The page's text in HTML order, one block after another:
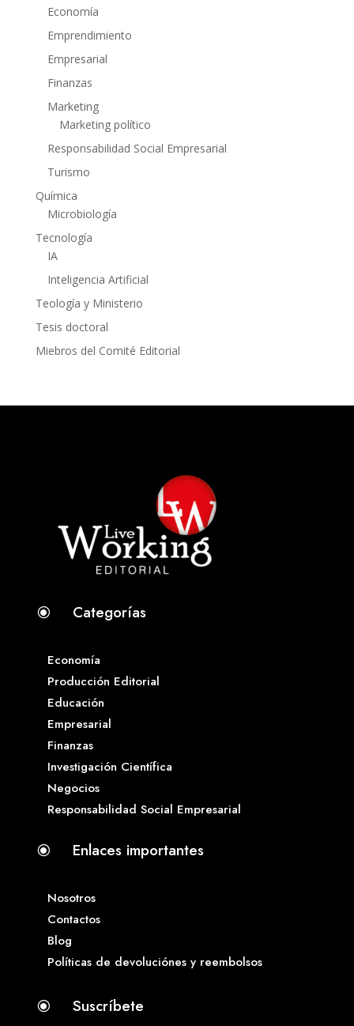
Economía
Emprendimiento
Empresarial
Finanzas
Marketing
Marketing político
Responsabilidad Social Empresarial
Turismo
Química
Microbiología
Tecnología
IA
Inteligencia Artificial
Teología y Ministerio
Tesis doctoral
Miebros del Comité Editorial
\ Categorías
Economía
Producción Editorial
Educación
Empresarial
Finanzas
Investigación Científica
Negocios
Responsabilidad Social Empresarial
\ Enlaces importantes
Nosotros
Contactos
Blog
Políticas de devoluciónes y reembolsos
\ Suscríbete